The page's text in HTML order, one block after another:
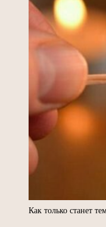
Как только станет